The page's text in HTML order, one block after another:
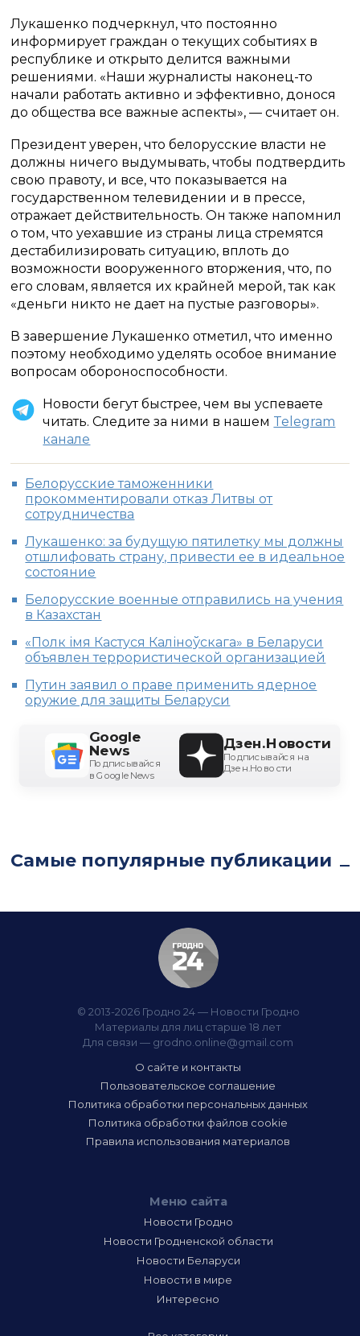
Лукашенко подчеркнул, что постоянно
информирует граждан о текущих событиях в
республике и открыто делится важными
решениями. «Наши журналисты наконец-то
начали работать активно и эффективно, донося
до общества все важные аспекты», — считает он.
Президент уверен, что белорусские власти не
должны ничего выдумывать, чтобы подтвердить
свою правоту, и все, что показывается на
государственном телевидении и в прессе,
отражает действительность. Он также напомнил
о том, что уехавшие из страны лица стремятся
дестабилизировать ситуацию, вплоть до
возможности вооруженного вторжения, что, по
его словам, является их крайней мерой, так как
«деньги никто не дает на пустые разговоры».
В завершение Лукашенко отметил, что именно
поэтому необходимо уделять особое внимание
вопросам обороноспособности.
Новости бегут быстрее, чем вы успеваете
читать. Следите за ними в нашем Telegram
канале
Белорусские таможенники
прокомментировали отказ Литвы от
сотрудничества
Лукашенко: за будущую пятилетку мы должны
отшлифовать страну, привести ее в идеальное
состояние
Белорусские военные отправились на учения
в Казахстан
«Полк імя Кастуся Каліноўскага» в Беларуси
объявлен террористической организацией
Путин заявил о праве применить ядерное
оружие для защиты Беларуси
Google
News
Подписывайся
в Google News
Дзен.Новости
Подписывайся на
Дзен.Новости
Самые популярные публикации
© 2013-2026 Гродно 24 — Новости Гродно
Материалы для лиц старше 18 лет
Для связи — grodno.online@gmail.com
О сайте и контакты
Пользовательское соглашение
Политика обработки персональных данных
Политика обработки файлов cookie
Правила использования материалов
Меню сайта
Новости Гродно
Новости Гродненской области
Новости Беларуси
Новости в мире
Интересно